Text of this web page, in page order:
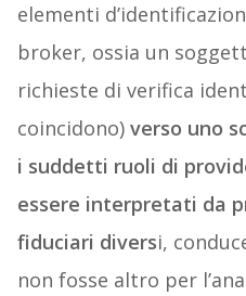
elementi
broker, ossia un
richieste di verifica
coincidono) verso uno
i suddetti ruoli di
essere interpretati da
fiduciari diversi,
non fosse altro per